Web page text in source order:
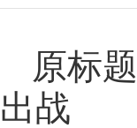
原标
出战